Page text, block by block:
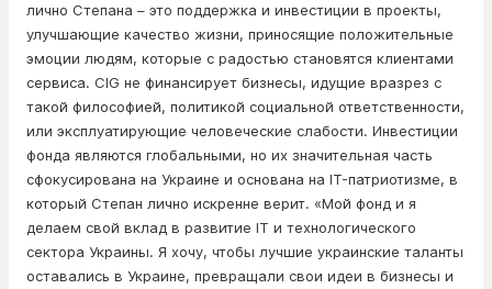
лично Степана – это поддержка и инвестиции в проекты,
улучшающие качество жизни, приносящие положительные
эмоции людям, которые с радостью становятся клиентами
сервиса. CIG не финансирует бизнесы, идущие вразрез с
такой философией, политикой социальной ответственности,
или эксплуатирующие человеческие слабости. Инвестиции
фонда являются глобальными, но их значительная часть
сфокусирована на Украине и основана на IT-патриотизме, в
который Степан лично искренне верит. «Мой фонд и я
делаем свой вклад в развитие IT и технологического
сектора Украины. Я хочу, чтобы лучшие украинские таланты
оставались в Украине, превращали свои идеи в бизнесы и